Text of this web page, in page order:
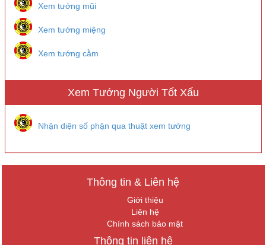
Xem tướng mũi
Xem tướng miệng
Xem tướng cằm
Xem Tướng Người Tốt Xấu
Nhận diện số phận qua thuật xem tướng
Thông tin & Liên hệ
Giới thiệu
Liên hệ
Chính sách bảo mật
Thông tin liên hệ